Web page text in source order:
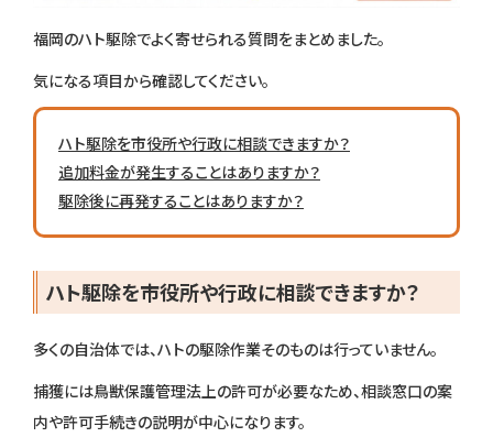
福岡のハト駆除でよく寄せられる質問をまとめました。
気になる項目から確認してください。
ハト駆除を市役所や行政に相談できますか？
追加料金が発生することはありますか？
駆除後に再発することはありますか？
ハト駆除を市役所や行政に相談できますか？
多くの自治体では、ハトの駆除作業そのものは行っていません。
捕獲には鳥獣保護管理法上の許可が必要なため、相談窓口の案
内や許可手続きの説明が中心になります。